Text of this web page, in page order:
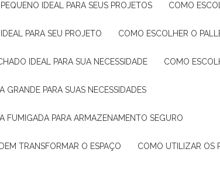
IDEAL PARA SEUS PROJETOS COMO
PARA SEU PROJETO COMO ESCOLHER O
IDEAL PARA SUA NECESSIDADE COMO
GRANDE PARA SUAS NECESSIDADES
FUMIGADA PARA ARMAZENAMENTO SEGURO
TRANSFORMAR O ESPAÇO COMO UTILIZAR OS